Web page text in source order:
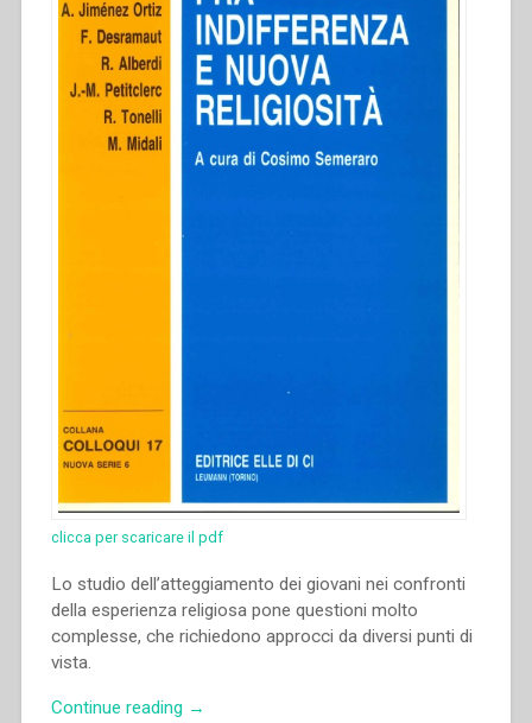
clicca per scaricare il pdf
Lo studio dell’atteggiamento dei giovani nei confronti
della esperienza religiosa pone questioni molto
complesse, che richiedono approcci da diversi punti di
vista.
Continue reading “Riccardo
→